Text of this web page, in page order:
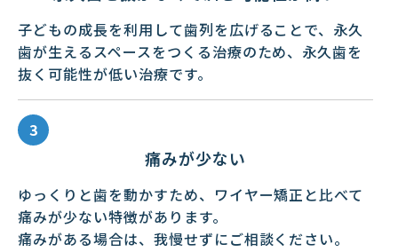
子どもの成長を利用して歯列を広げることで、永久
歯が生えるスペースをつくる治療のため、永久歯を
抜く可能性が低い治療です。
痛みが少ない
ゆっくりと歯を動かすため、ワイヤー矯正と比べて
痛みが少ない特徴があります。
痛みがある場合は、我慢せずにご相談ください。